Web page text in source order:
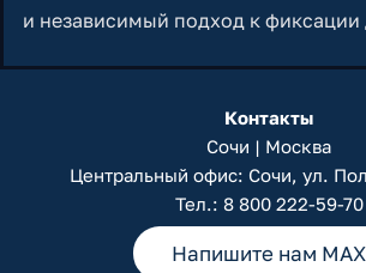
и независимый подход к
Контакты
Сочи | Москва
Центральный офис: Сочи, ул.
Тел.: 8 800 222-59-70
Напишите нам MAX